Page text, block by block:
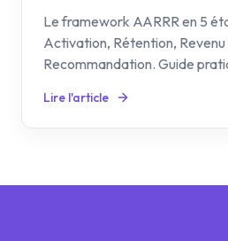
Le framework AARRR en 5
Activation, Rétention,
Recommandation. Guide
Lire l'article